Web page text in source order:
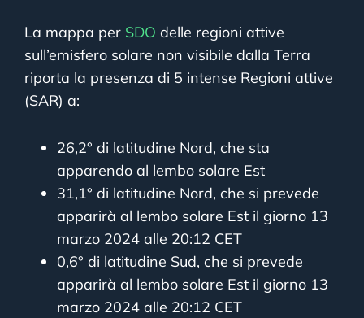
La mappa per SDO delle regioni attive
sull’emisfero solare non visibile dalla Terra
riporta la presenza di 5 intense Regioni attive
(SAR) a:
26,2° di latitudine Nord, che sta
apparendo al lembo solare Est
31,1° di latitudine Nord, che si prevede
apparirà al lembo solare Est il giorno 13
marzo 2024 alle 20:12 CET
0,6° di latitudine Sud, che si prevede
apparirà al lembo solare Est il giorno 13
marzo 2024 alle 20:12 CET